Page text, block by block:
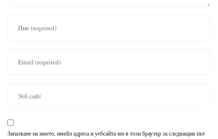
Запазване на името, имейл адреса и уебсайта ми в този браузър за следващия път